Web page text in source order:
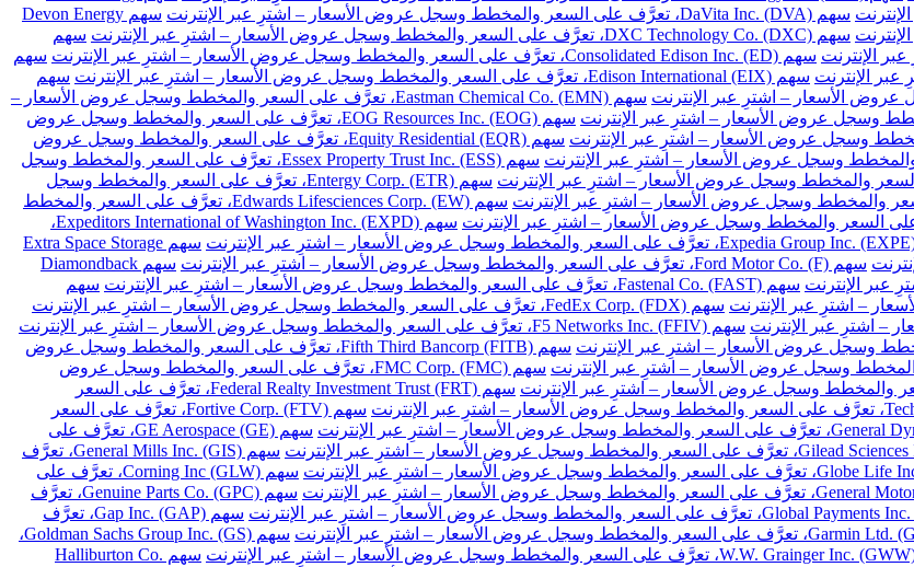
سهم DaVita Inc. (DVA)، تعرَّف على السعر والمخطط وسجل عروض الأسعار – اشترِ عبر الإنترنت
سهم Devon Energy
سهم DXC Technology Co. (DXC)، تعرَّف على السعر والمخطط وسجل عروض الأسعار – اشترِ عبر الإنترنت
سهم
سهم Consolidated Edison Inc. (ED)، تعرَّف على السعر والمخطط وسجل عروض الأسعار – اشترِ عبر الإنترنت
سهم
سهم Edison International (EIX)، تعرَّف على السعر والمخطط وسجل عروض الأسعار – اشترِ عبر الإنترنت
سهم
سهم Eastman Chemical Co. (EMN)، تعرَّف على السعر والمخطط وسجل عروض الأسعار –
سهم EOG Resources Inc. (EOG)، تعرَّف على السعر والمخطط وسجل عروض
سهم Equity Residential (EQR)، تعرَّف على السعر والمخطط وسجل عروض
سهم Essex Property Trust Inc. (ESS)، تعرَّف على السعر والمخطط وسجل
سهم Entergy Corp. (ETR)، تعرَّف على السعر والمخطط وسجل
سهم Edwards Lifesciences Corp. (EW)، تعرَّف على السعر والمخطط
سهم Expeditors International of Washington Inc. (EXPD)،
سهم Extra Space Storage
سهم Ford Motor Co. (F)، تعرَّف على السعر والمخطط وسجل عروض الأسعار – اشترِ عبر الإنترنت
سهم Diamondback
سهم Fastenal Co. (FAST)، تعرَّف على السعر والمخطط وسجل عروض الأسعار – اشترِ عبر الإنترنت
سهم
سهم FedEx Corp. (FDX)، تعرَّف على السعر والمخطط وسجل عروض الأسعار – اشترِ عبر الإنترنت
سهم F5 Networks Inc. (FFIV)، تعرَّف على السعر والمخطط وسجل عروض الأسعار – اشترِ عبر الإنترنت
سهم Fifth Third Bancorp (FITB)، تعرَّف على السعر والمخطط وسجل عروض
سهم FMC Corp. (FMC)، تعرَّف على السعر والمخطط وسجل عروض
سهم Federal Realty Investment Trust (FRT)، تعرَّف على السعر
سهم Fortive Corp. (FTV)، تعرَّف على السعر
سهم GE Aerospace (GE)، تعرَّف على
سهم General Mills Inc. (GIS)، تعرَّف
سهم Corning Inc (GLW)، تعرَّف على
سهم Genuine Parts Co. (GPC)، تعرَّف
سهم Gap Inc. (GAP)، تعرَّف
سهم Goldman Sachs Group Inc. (GS)،
سهم Halliburton Co.